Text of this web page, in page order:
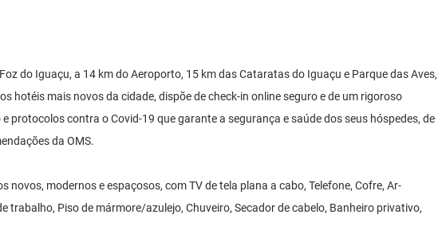
do Iguaçu, a 14 km do Aeroporto, 15 km das Cataratas do Iguaçu e Parque das Aves,
hotéis mais novos da cidade, dispõe de check-in online seguro e de um rigoroso
protocolos contra o Covid-19 que garante a segurança e saúde dos seus hóspedes, de
da OMS.
novos, modernos e espaçosos, com TV de tela plana a cabo, Telefone, Cofre, Ar-
trabalho, Piso de mármore/azulejo, Chuveiro, Secador de cabelo, Banheiro privativo,